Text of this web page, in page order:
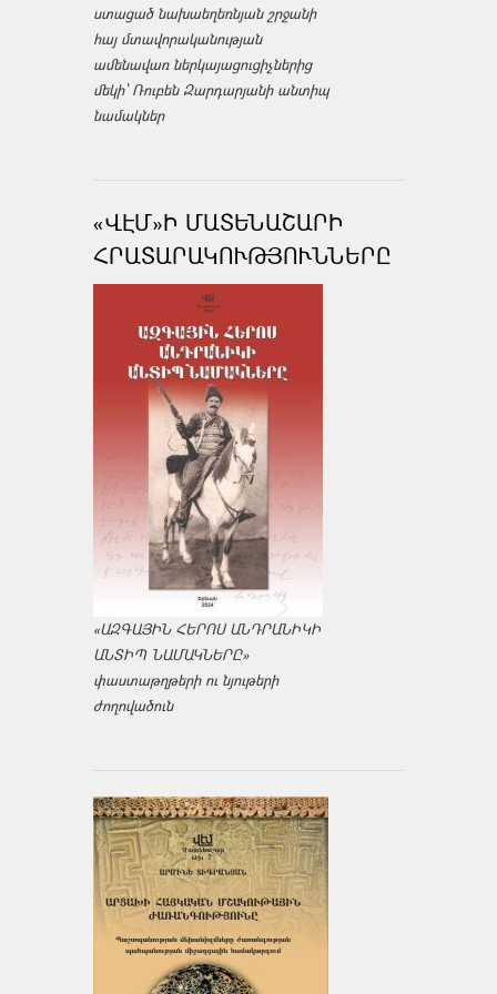
ստացած նախաեղեռնյան շրջանի
հայ մտավորականության
ամենավառ ներկայացուցիչներից
մեկի՝ Ռուբեն Զարդարյանի անտիպ
նամակներ
«ՎԷՄ»Ի ՄԱՏԵՆԱՇԱՐԻ
ՀՐԱՏԱՐԱԿՈՒԹՅՈՒՆՆԵՐԸ
«ԱԶԳԱՅԻՆ ՀԵՐՈՍ ԱՆԴՐԱՆԻԿԻ
ԱՆՏԻՊ ՆԱՄԱԿՆԵՐԸ»
փաստաթղթերի ու նյութերի
ժողովածուն